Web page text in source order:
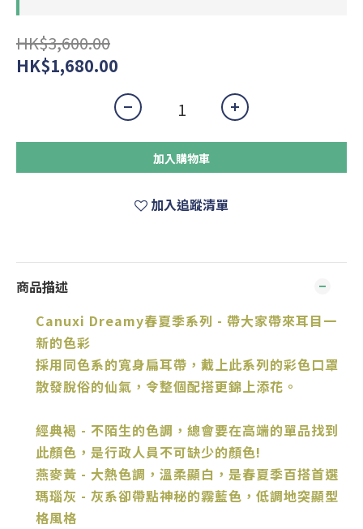
HK$3,600.00
HK$1,680.00
加入購物車
加入追蹤清單
商品描述
Canuxi Dreamy春夏季系列 - 帶大家帶來耳目一
新的色彩
採用同色系的寬身扁耳帶，戴上此系列的彩色口罩
散發脫俗的仙氣，令整個配搭更錦上添花。
經典褐 - 不陌生的色調，總會要在高端的單品找到
此顏色，是行政人員不可缺少的顏色!
燕麥黃 - 大熱色調，溫柔顯白，是春夏季百搭首選
瑪瑙灰 - 灰系卻帶點神秘的霧藍色，低調地突顯型
格風格